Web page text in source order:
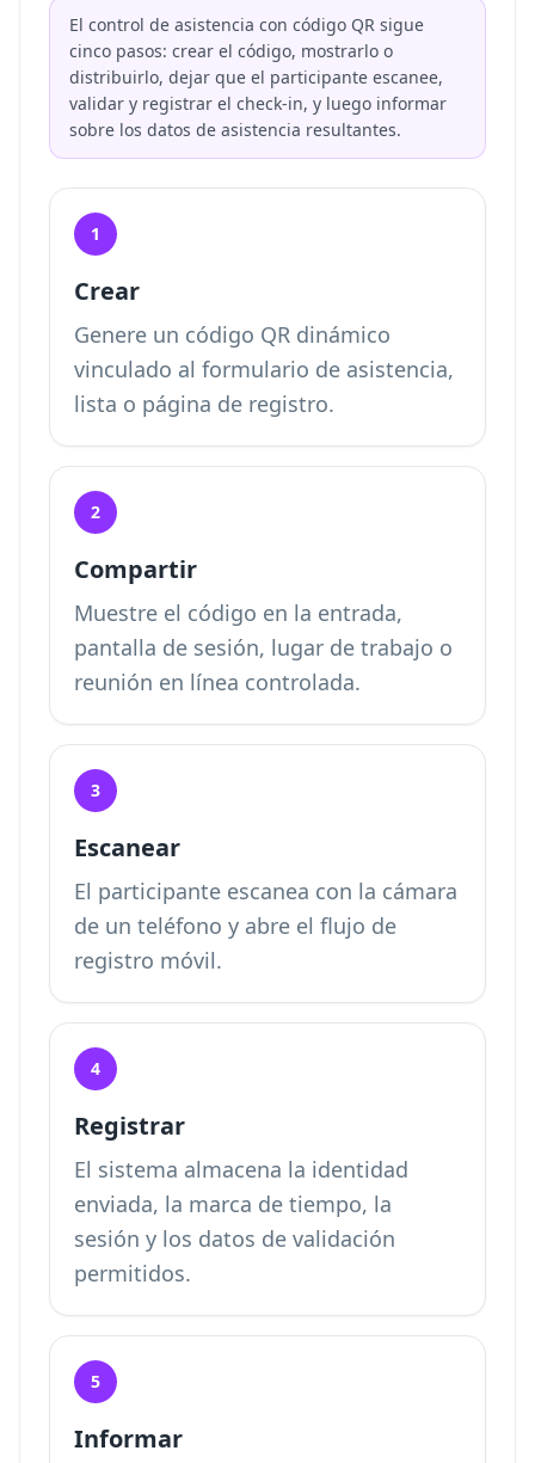
El control de asistencia con código QR sigue
cinco pasos: crear el código, mostrarlo o
distribuirlo, dejar que el participante escanee,
validar y registrar el check-in, y luego informar
sobre los datos de asistencia resultantes.
1
Crear
Genere un código QR dinámico
vinculado al formulario de asistencia,
lista o página de registro.
2
Compartir
Muestre el código en la entrada,
pantalla de sesión, lugar de trabajo o
reunión en línea controlada.
3
Escanear
El participante escanea con la cámara
de un teléfono y abre el flujo de
registro móvil.
4
Registrar
El sistema almacena la identidad
enviada, la marca de tiempo, la
sesión y los datos de validación
permitidos.
5
Informar